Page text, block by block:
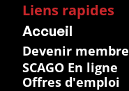
Liens rapides
Accueil
Devenir membre
SCAGO En ligne
Offres d'emploi